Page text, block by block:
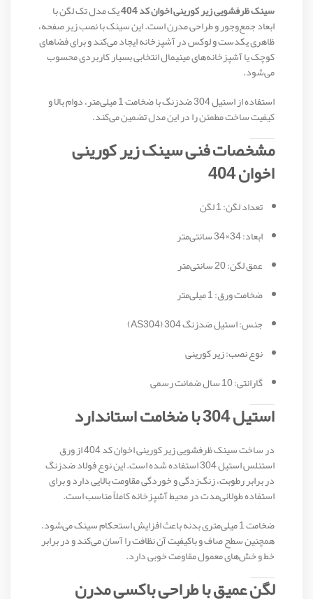
سینک ظرفشویی زیر کورینی اخوان کد 404 یک مدل تک لگن با
ابعاد جمع‌وجور و طراحی مدرن است. این سینک با نصب زیر صفحه،
ظاهری یکدست و لوکس در آشپزخانه ایجاد می‌کند و برای فضاهای
کوچک یا آشپزخانه‌های مینیمال انتخابی بسیار کاربردی محسوب
می‌شود.
استفاده از استیل 304 ضدزنگ با ضخامت 1 میلی‌متر، دوام بالا و
کیفیت ساخت مطمئن را در این مدل تضمین می‌کند.
مشخصات فنی سینک زیر کورینی
اخوان 404
تعداد لگن: 1 لگن
ابعاد: 34×34 سانتی‌متر
عمق لگن: 20 سانتی‌متر
ضخامت ورق: 1 میلی‌متر
جنس: استیل ضدزنگ 304 (AS304)
نوع نصب: زیر کورینی
گارانتی: 10 سال ضمانت رسمی
استیل 304 با ضخامت استاندارد
در ساخت سینک ظرفشویی زیر کورینی اخوان کد 404 از ورق
استنلس استیل 304 استفاده شده است. این نوع فولاد ضدزنگ
در برابر رطوبت، زنگ‌زدگی و خوردگی مقاومت بالایی دارد و برای
استفاده طولانی‌مدت در محیط آشپزخانه کاملاً مناسب است.
ضخامت 1 میلی‌متری بدنه باعث افزایش استحکام سینک می‌شود.
همچنین سطح صاف و باکیفیت آن نظافت را آسان می‌کند و در برابر
خط و خش‌های معمول مقاومت خوبی دارد.
لگن عمیق با طراحی باکسی مدرن